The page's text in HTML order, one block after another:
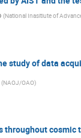
(National Inasitiute of
study of data
(NAOJ/OAO)
throughout